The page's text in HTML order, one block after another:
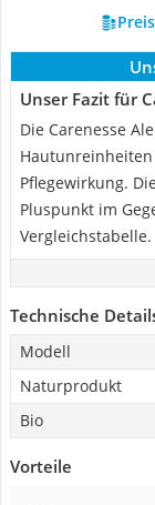
Unser Fazit für
Die Carenesse
Pflegewirkung.
Pluspunkt im
Vergleichstabelle.
Technische
Modell
Naturprodukt
Bio
Vorteile